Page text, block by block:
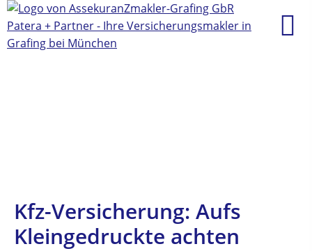
Kfz-Versicherung: Aufs
Kleingedruckte achten